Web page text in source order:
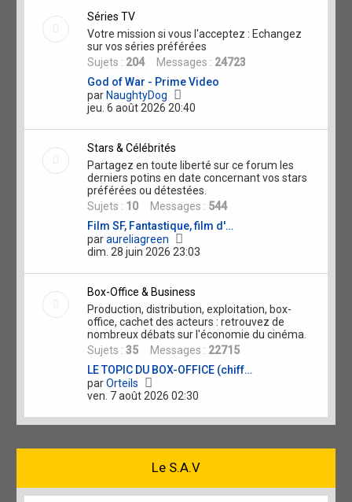
r
m
e
s
Séries TV
Votre mission si vous l'acceptez : Echangez
sur vos séries préférées
Sujets : 204Messages : 24723
God of War - Prime Video
par NaughtyDog
o
r
d
e
r
n
e
r
m
s
a
g
e
jeu. 6 août 2026 20:40
Stars & Célébrités
Partagez en toute liberté sur ce forum les
derniers potins en date concernant vos stars
préférées ou détestées.
Sujets : 10 Messages : 544
Film SF, Fantastique, film d'…
paraureliagreen
o
r
l
d
e
r
n
i
e
r
m
s
a
g
dim. 28 juin 2026 23:03
Box-Office & Business
Production, distribution, exploitation, box-
office, cachet des acteurs : retrouvez de
nombreux débats sur l'économie du cinéma.
Sujets :35 Messages : 22715
LE TOPIC DU BOX-OFFICE (chiff…
parOrteils
o
r
e
n
ven. 7 août 2026 02:30
Le S.A.V